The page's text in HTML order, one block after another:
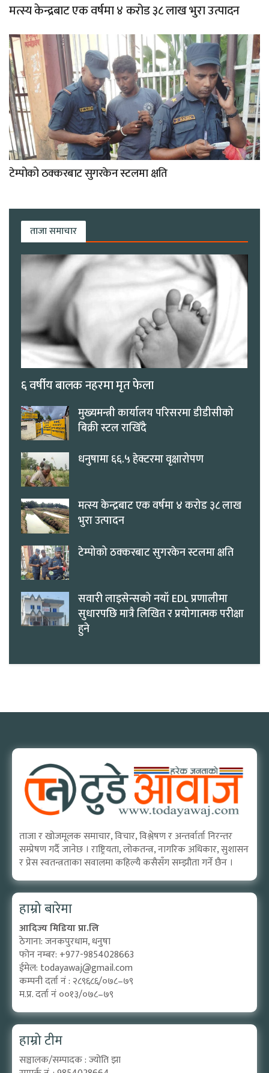
मत्स्य केन्द्रबाट एक वर्षमा ४ करोड ३८ लाख भुरा उत्पादन
टेम्पोको ठक्करबाट सुगरकेन स्टलमा क्षति
ताजा समाचार
६ वर्षीय बालक नहरमा मृत फेला
मुख्यमन्त्री कार्यालय परिसरमा डीडीसीको
बिक्री स्टल राखिँदै
धनुषामा ६६.५ हेक्टरमा वृक्षारोपण
मत्स्य केन्द्रबाट एक वर्षमा ४ करोड ३८ लाख
भुरा उत्पादन
टेम्पोको ठक्करबाट सुगरकेन स्टलमा क्षति
सवारी लाइसेन्सको नयाँ EDL प्रणालीमा
सुधारपछि मात्रै लिखित र प्रयोगात्मक परीक्षा
हुने
ताजा र खोजमूलक समाचार, विचार, विश्लेषण र अन्तर्वार्ता निरन्तर
सम्प्रेषण गर्दै जानेछ । राष्ट्रियता, लोकतन्त्र, नागरिक अधिकार, सुशासन
र प्रेस स्वतन्त्रताका सवालमा कहिल्यै कसैसँग सम्झौता गर्ने छैन ।
हाम्रो बारेमा
आदिज्य मिडिया प्रा.लि
ठेगाना: जनकपुरधाम, धनुषा
फोन नम्बर: +977-9854028663
ईमेल: todayawaj@gmail.com
कम्पनी दर्ता नं : २८९६८६/०७८–७९
म.प्र. दर्ता नं ००१३/०७८–७९
हाम्रो टीम
सञ्चालक/सम्पादक : ज्योति झा